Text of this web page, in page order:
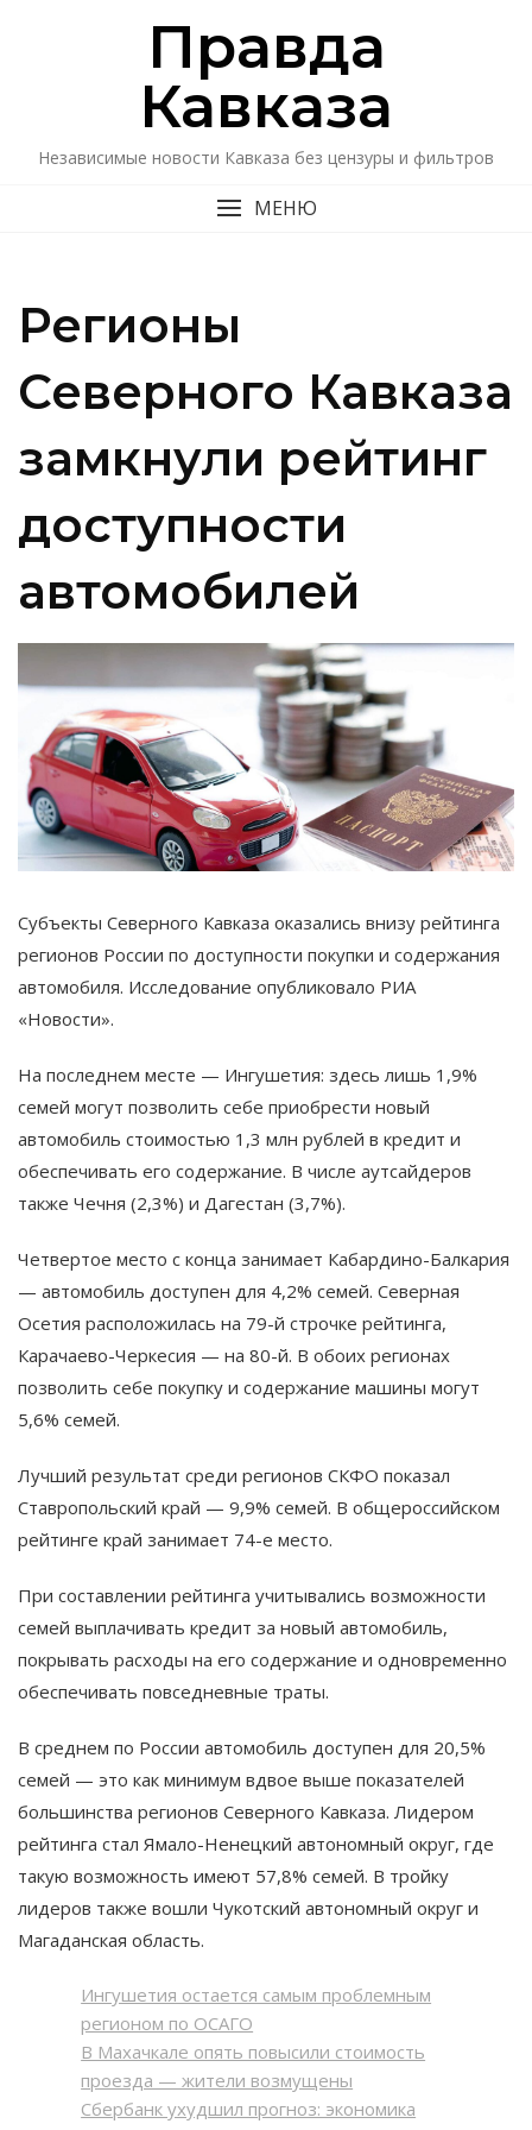
Правда
Кавказa
Независимые новости Кавказа без цензуры и фильтров
МЕНЮ
Регионы
Северного Кавказа
замкнули рейтинг
доступности
автомобилей
Субъекты Северного Кавказа оказались внизу рейтинга
регионов России по доступности покупки и содержания
автомобиля. Исследование опубликовало РИА
«Новости».
На последнем месте — Ингушетия: здесь лишь 1,9%
семей могут позволить себе приобрести новый
автомобиль стоимостью 1,3 млн рублей в кредит и
обеспечивать его содержание. В числе аутсайдеров
также Чечня (2,3%) и Дагестан (3,7%).
Четвертое место с конца занимает Кабардино-Балкария
— автомобиль доступен для 4,2% семей. Северная
Осетия расположилась на 79-й строчке рейтинга,
Карачаево-Черкесия — на 80-й. В обоих регионах
позволить себе покупку и содержание машины могут
5,6% семей.
Лучший результат среди регионов СКФО показал
Ставропольский край — 9,9% семей. В общероссийском
рейтинге край занимает 74-е место.
При составлении рейтинга учитывались возможности
семей выплачивать кредит за новый автомобиль,
покрывать расходы на его содержание и одновременно
обеспечивать повседневные траты.
В среднем по России автомобиль доступен для 20,5%
семей — это как минимум вдвое выше показателей
большинства регионов Северного Кавказа. Лидером
рейтинга стал Ямало-Ненецкий автономный округ, где
такую возможность имеют 57,8% семей. В тройку
лидеров также вошли Чукотский автономный округ и
Магаданская область.
Ингушетия остается самым проблемным
регионом по ОСАГО
В Махачкале опять повысили стоимость
проезда — жители возмущены
Сбербанк ухудшил прогноз: экономика